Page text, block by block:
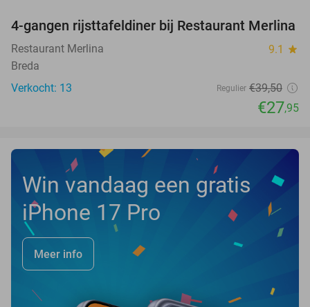
29%
NEW
TODAY
4-gangen rijsttafeldiner bij Restaurant Merlina
Restaurant Merlina 9.1 star
Breda
Verkocht: 13
Regulier €39,50
€27,95
Win vandaag een gratis
iPhone 17 Pro
Meer info